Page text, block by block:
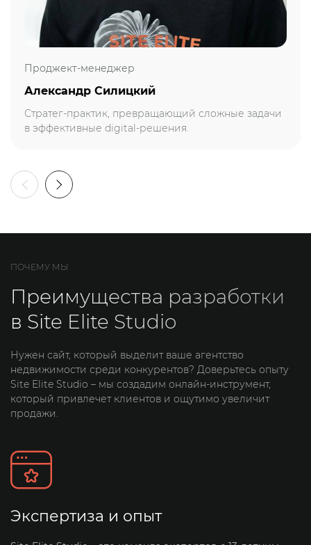
ПОЧЕМУ МЫ
Преимущества разработки
в Site Elite Studio
Нужен сайт, который выделит ваше агентство
недвижимости среди конкурентов? Доверьтесь опыту
Site Elite Studio – мы создадим онлайн-инструмент,
который привлечет клиентов и ощутимо увеличит
продажи.
Экспертиза и опыт